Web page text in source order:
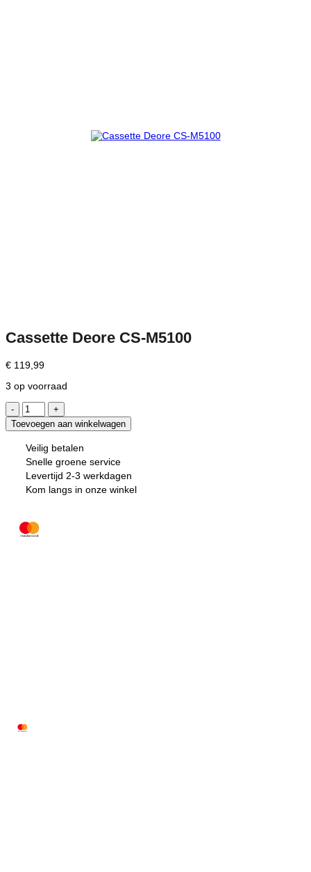
Cassette Deore CS-M5100
€ 119,99
3 op voorraad
Cassette
Deore
CS-
aantal
Toevoegen aan winkelwagen
Veilig betalen
Snelle groene service
Levertijd 2-3 werkdagen
Kom langs in onze winkel